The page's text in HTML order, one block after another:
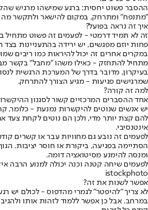
ההסבר פשוט יחסית: ברגע שמישהו מרגיש
"מתנפח" ומתרחק, במקום להישאר ולתקשר מה
איך זה נראה בפועל?
זה לא תמיד דרמטי - לפעמים זה פשוט מתחיל
פחות יוזם מפגשים, יש ירידה בהתעניינות בצד
במקרים אחרים זה יכול להיראות כמו ריבים
מתחיל להתחזק - כאילו משהו "מחבל" בקשר
בעיקרון, מדובר בדרך של המערכת הרגשית
שמרגישים פגיעות - מגיע הצורך להתרחק.
למה זה קורה?
אחד ההסברים המרכזיים קשור לסגנון
יש אנשים שנוטים להיקשרות נמנעת - כלומר,
להם קצת יותר מדי, ולכן הם נוטים לקחת צעד
אינטנסיבי.
לפעמים זה נובע גם מחוויות עבר או קשרים
הסתיימה בפגיעה, ביקורת או חוסר יציבות.
ומנסה להימנע מסיטואציה דומה.
לפעמים שיחה קטנה וכנה יכולה למנוע הרבה
istockphoto
אפשר לשנות את זה?
לא צריך "להיפטר" לגמרי מהדפוס - לכולם יש
במרחב. אבל כן אפשר ללמוד לזהות אותו